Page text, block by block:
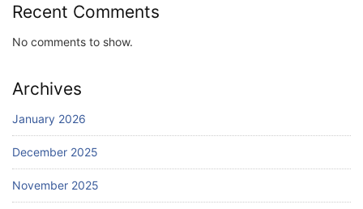
Recent Comments
No comments to show.
Archives
January 2026
December 2025
November 2025